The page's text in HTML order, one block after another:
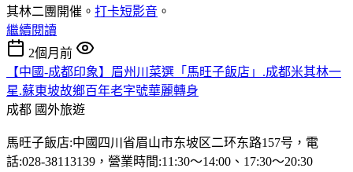
其林二團開催。 打卡短影音 。
繼續閱讀
2個月前
【中國-成都印象】眉州川菜選「馬旺子飯店」.成都米其林一
星.蘇東坡故鄉百年老字號華麗轉身
成都 國外旅遊
馬旺子飯店:中國四川省眉山市东坡区二环东路157号，電
話:028-38113139，營業時間:11:30〜14:00、17:30〜20:30